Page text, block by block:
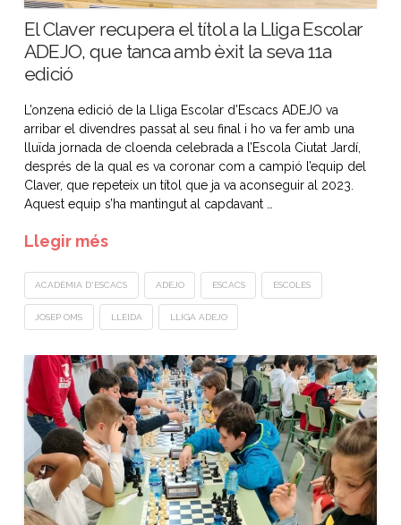
El Claver recupera el títol a la Lliga Escolar
ADEJO, que tanca amb èxit la seva 11a
edició
L’onzena edició de la Lliga Escolar d’Escacs ADEJO va
arribar el divendres passat al seu final i ho va fer amb una
lluïda jornada de cloenda celebrada a l’Escola Ciutat Jardí,
després de la qual es va coronar com a campió l’equip del
Claver, que repeteix un títol que ja va aconseguir al 2023.
Aquest equip s’ha mantingut al capdavant …
Llegir més
ACADÈMIA D'ESCACS ADEJO ESCACS ESCOLES
JOSEP OMS LLEIDA LLIGA ADEJO